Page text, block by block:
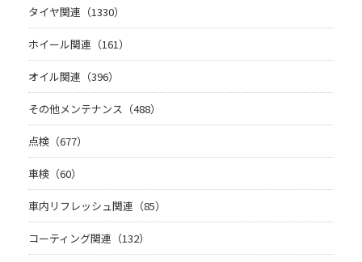
タイヤ関連（1330）
ホイール関連（161）
オイル関連（396）
その他メンテナンス（488）
点検（677）
車検（60）
車内リフレッシュ関連（85）
コーティング関連（132）